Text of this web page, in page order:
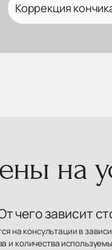
Коррекция
на
чего зависит
на консультации в
и количества